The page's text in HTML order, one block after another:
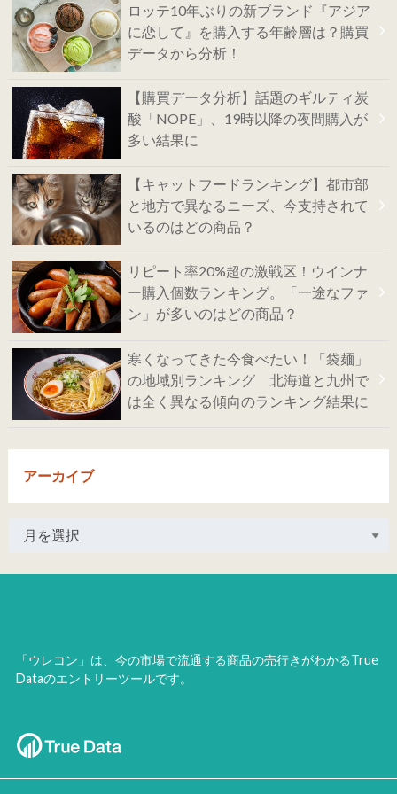
ロッテ10年ぶりの新ブランド『アジア
に恋して』を購入する年齢層は？購買
データから分析！
【購買データ分析】話題のギルティ炭
酸「NOPE」、19時以降の夜間購入が
多い結果に
【キャットフードランキング】都市部
と地方で異なるニーズ、今支持されて
いるのはどの商品？
リピート率20%超の激戦区！ウインナ
ー購入個数ランキング。「一途なファ
ン」が多いのはどの商品？
寒くなってきた今食べたい！「袋麺」
の地域別ランキング 北海道と九州で
は全く異なる傾向のランキング結果に
アーカイブ
「ウレコン」は、今の市場で流通する商品の売行きがわかるTrue
Dataのエントリーツールです。